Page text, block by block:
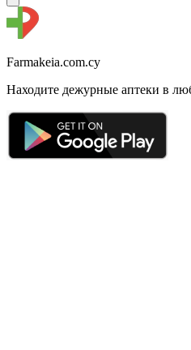
Farmakeia.com.cy
Находите дежурные аптеки в